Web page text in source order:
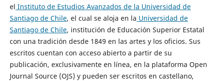
el Instituto de Estudios Avanzados de la Universidad de
Santiago de Chile, el cual se aloja en la Universidad de
Santiago de Chile, institución de Educación Superior Estatal
con una tradición desde 1849 en las artes y los oficios. Sus
escritos cuentan con acceso abierto a partir de su
publicación, exclusivamente en línea, en la plataforma Open
Journal Source (OJS) y pueden ser escritos en castellano,